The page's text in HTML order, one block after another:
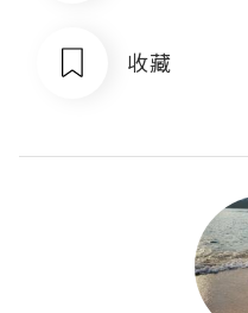
收藏